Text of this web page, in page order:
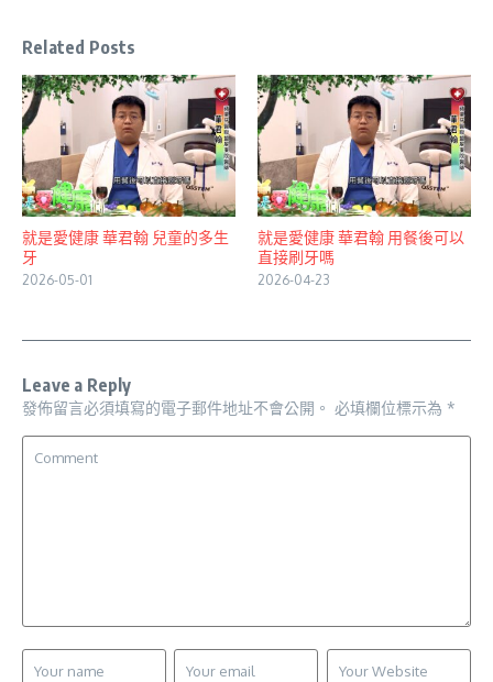
Related Posts
就是愛健康 華君翰 兒童的多生
牙
2026-05-01
就是愛健康 華君翰 用餐後可以
直接刷牙嗎
2026-04-23
Leave a Reply
發佈留言必須填寫的電子郵件地址不會公開。 必填欄位標示為 *